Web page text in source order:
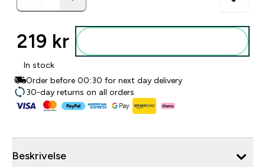
219 kr‎
In stock
Order before 00:30 for next day delivery
30-day returns on all orders
Beskrivelse